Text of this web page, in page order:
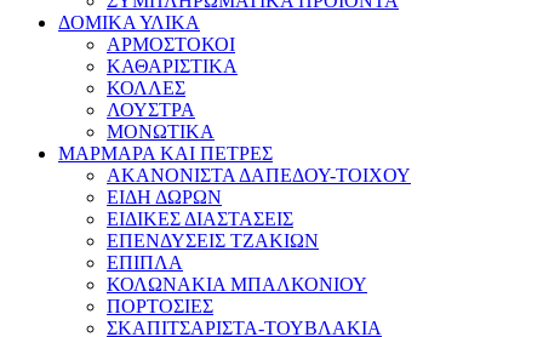
ΔΟΜΙΚΑ ΥΛΙΚΑ
ΑΡΜΟΣΤΟΚΟΙ
ΚΑΘΑΡΙΣΤΙΚΑ
ΚΟΛΛΕΣ
ΛΟΥΣΤΡΑ
ΜΟΝΩΤΙΚΑ
ΜΑΡΜΑΡΑ ΚΑΙ ΠΕΤΡΕΣ
ΑΚΑΝΟΝΙΣΤΑ ΔΑΠΕΔΟΥ-ΤΟΙΧΟΥ
ΕΙΔΗ ΔΩΡΩΝ
ΕΙΔΙΚΕΣ ΔΙΑΣΤΑΣΕΙΣ
ΕΠΕΝΔΥΣΕΙΣ ΤΖΑΚΙΩΝ
ΕΠΙΠΛΑ
ΚΟΛΩΝΑΚΙΑ ΜΠΑΛΚΟΝΙΟΥ
ΠΟΡΤΟΣΙΕΣ
ΣΚΑΠΙΤΣΑΡΙΣΤΑ-ΤΟΥΒΛΑΚΙΑ